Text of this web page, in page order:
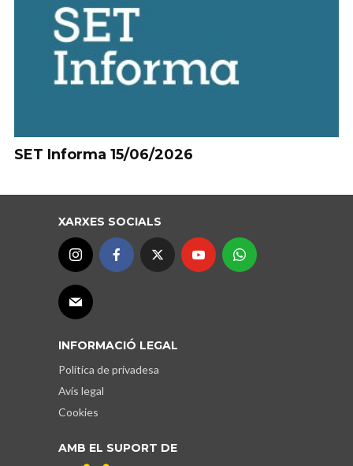
SET Informa 15/06/2026
XARXES SOCIALS
INFORMACIÓ LEGAL
Política de privadesa
Avís legal
Cookies
AMB EL SUPORT DE